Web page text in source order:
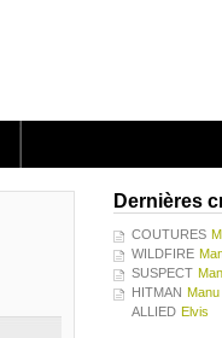
Dernières
COUTURES
WILDFIRE
SUSPECT
HITMAN Manu
ALLIED Elvis